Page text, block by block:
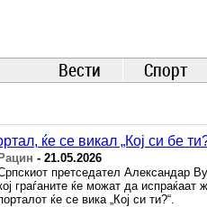
Вести Спорт
ќе се викал „Кој си бе
Рацин - 21.05.2026
претседател Александар
граѓаните ќе можат да
ќе се вика „Кој си ти?“.